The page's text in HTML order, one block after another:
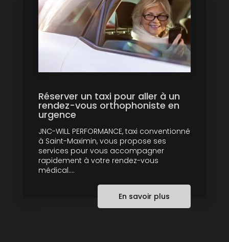
Réserver un taxi pour aller à un
rendez-vous orthophoniste en
urgence
JNC-WILL PERFORMANCE, taxi conventionné
à Saint-Maximin, vous propose ses
services pour vous accompagner
rapidement à votre rendez-vous
médical....
En savoir plus